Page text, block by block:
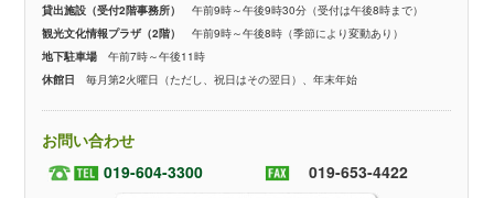
貸出施設（受付2階事務所）
午前9時～午後9時30分（受付は午後8時まで）
観光文化情報プラザ（2階）
午前9時～午後8時（季節により変動あり）
地下駐車場
午前7時～午後11時
休館日
毎月第2火曜日（ただし、祝日はその翌日）、年末年始
お問い合わせ
019-604-3300
019-653-4422